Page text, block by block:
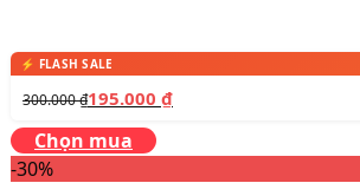
300.000₫195.000 ₫
Chọn mua
-30%